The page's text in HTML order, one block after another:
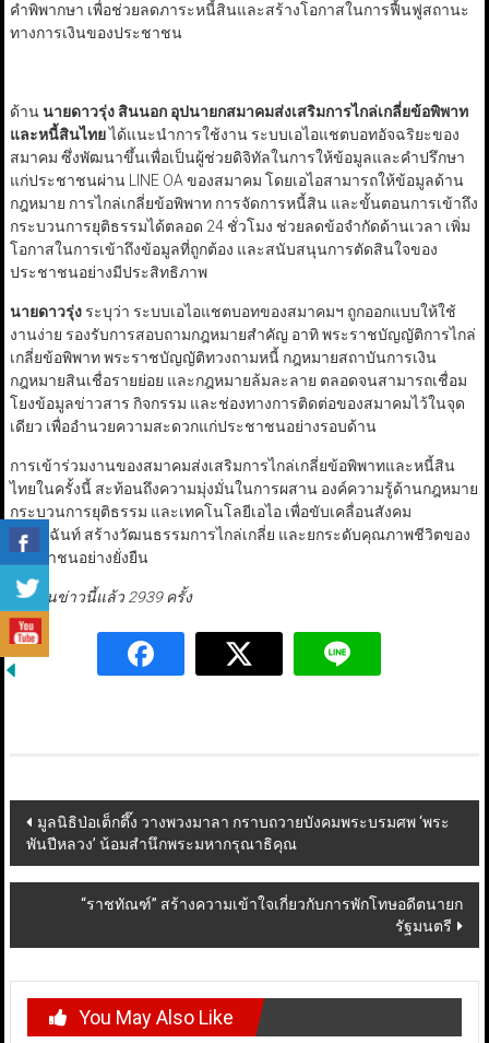
คำพิพากษา เพื่อช่วยลดภาระหนี้สินและสร้างโอกาสในการฟื้นฟูสถานะ
ทางการเงินของประชาชน
ด้านนายดาวรุ่ง สินนอก อุปนายกสมาคมส่งเสริมการไกล่เกลี่ยข้อพิพาท
และหนี้สินไทยได้แนะนำการใช้งาน ระบบเอไอแชตบอทอัจฉริยะของ
สมาคม ซึ่งพัฒนาขึ้นเพื่อเป็นผู้ช่วยดิจิทัลในการให้ข้อมูลและคำปรึกษา
แก่ประชาชนผ่าน LINE OA ของสมาคม โดยเอไอสามารถให้ข้อมูลด้าน
กฎหมาย การไกล่เกลี่ยข้อพิพาท การจัดการหนี้สิน และขั้นตอนการเข้าถึง
กระบวนการยุติธรรมได้ตลอด 24 ชั่วโมง ช่วยลดข้อจำกัดด้านเวลา เพิ่ม
โอกาสในการเข้าถึงข้อมูลที่ถูกต้อง และสนับสนุนการตัดสินใจของ
ประชาชนอย่างมีประสิทธิภาพ
นายดาวรุ่งระบุว่า ระบบเอไอแชตบอทของสมาคมฯ ถูกออกแบบให้ใช้
งานง่าย รองรับการสอบถามกฎหมายสำคัญ อาทิ พระราชบัญญัติการไกล่
เกลี่ยข้อพิพาท พระราชบัญญัติทวงถามหนี้ กฎหมายสถาบันการเงิน
กฎหมายสินเชื่อรายย่อย และกฎหมายล้มละลาย ตลอดจนสามารถเชื่อม
โยงข้อมูลข่าวสาร กิจกรรม และช่องทางการติดต่อของสมาคมไว้ในจุด
เดียว เพื่ออำนวยความสะดวกแก่ประชาชนอย่างรอบด้าน
การเข้าร่วมงานของสมาคมส่งเสริมการไกล่เกลี่ยข้อพิพาทและหนี้สิน
ไทยในครั้งนี้ สะท้อนถึงความมุ่งมั่นในการผสาน องค์ความรู้ด้านกฎหมาย
กระบวนการยุติธรรม และเทคโนโลยีเอไอ เพื่อขับเคลื่อนสังคม
สมานฉันท์ สร้างวัฒนธรรมการไกล่เกลี่ย และยกระดับคุณภาพชีวิตของ
ประชาชนอย่างยั่งยืน
มีผู้อ่านข่าวนี้แล้ว 2939 ครั้ง
Post
navigation
มูลนิธิป่อเต็กตึ๊ง วางพวงมาลา กราบถวายบังคมพระบรมศพ ‘พระ
พันปีหลวง’ น้อมสำนึกพระมหากรุณาธิคุณ
“ราชทัณฑ์” สร้างความเข้าใจเกี่ยวกับการพักโทษอดีตนายก
รัฐมนตรี
You May Also Like